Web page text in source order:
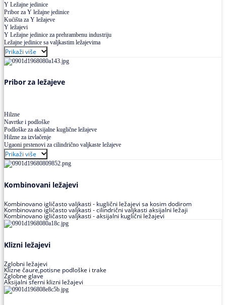
Y Ležajne jedinice
Pribor za Y ležajne jedinice
Kućišta za Y ležajeve
Y ležajevi
Y Ležajne jedinice za prehrambenu industriju
Ležajne jedinice sa valjkastim ležajevima
Prikaži više
Pribor za ležajeve
Hilzne
Navrtke i podloške
Podloške za aksijalne kuglične ležajeve
Hilzne za izvlačenje
Ugaoni prstenovi za cilindrično valjkaste ležajeve
Prikaži više
Kombinovani ležajevi
Kombinovano igličasto valjkasti - kuglični ležajevi sa kosim dodirom
Kombinovano igličasto valjkasti - cilindrični valjkasti aksijalni ležaji
Kombinovano igličasto valjkasti - aksijalni kuglični ležajevi
Klizni ležajevi
Zglobni ležajevi
Klizne čaure,potisne podloške i trake
Zglobne glave
Aksijalni sferni klizni ležajevi